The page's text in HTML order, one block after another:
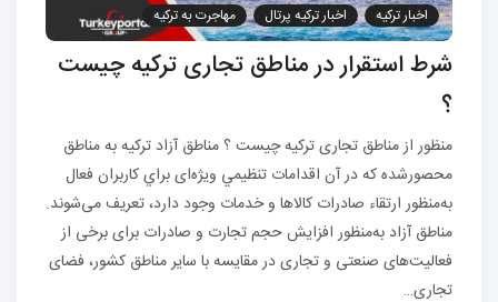
اخبار ترکیه اخبار ترکیه پرتال مهاجرت به ترکیه
شرط استقرار در مناطق تجاری ترکیه چیست
؟
منظور از مناطق تجاری ترکیه چیست ؟ مناطق آزاد ترکیه به مناطق
محصورشده كه در آن اقدامات تنظيمي ویژه‌ای براي كاربران فعال
به‌منظور ارتقاء صادرات كالاها و خدمات وجود دارد، تعريف می‌شوند.
مناطق آزاد به‌منظور افزایش حجم تجارت و صادرات برای برخی از
فعالیت‌های صنعتی و تجاری در مقایسه با سایر مناطق کشور، فضای
تجاری…